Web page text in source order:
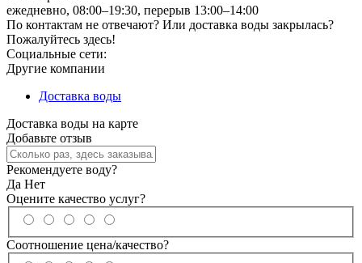
ежедневно, 08:00–19:30, перерыв 13:00–14:00
По контактам не отвечают? Или доставка воды закрылась?
Пожалуйтесь здесь!
Социальные сети:
Другие компании
Доставка воды
Доставка воды на карте
Добавьте отзыв
Рекомендуете воду?
Да Нет
Оцените качество услуг?
Соотношение цена/качество?